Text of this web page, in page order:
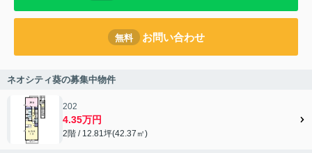
無料 お問い合わせ
ネオシティ葵の募集中物件
202
4.35万円
2階 / 12.81坪(42.37㎡)